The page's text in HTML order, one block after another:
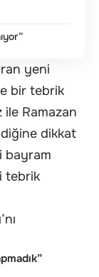
yeni
bir tebrik
ile Ramazan
dikkat
bayram
tebrik